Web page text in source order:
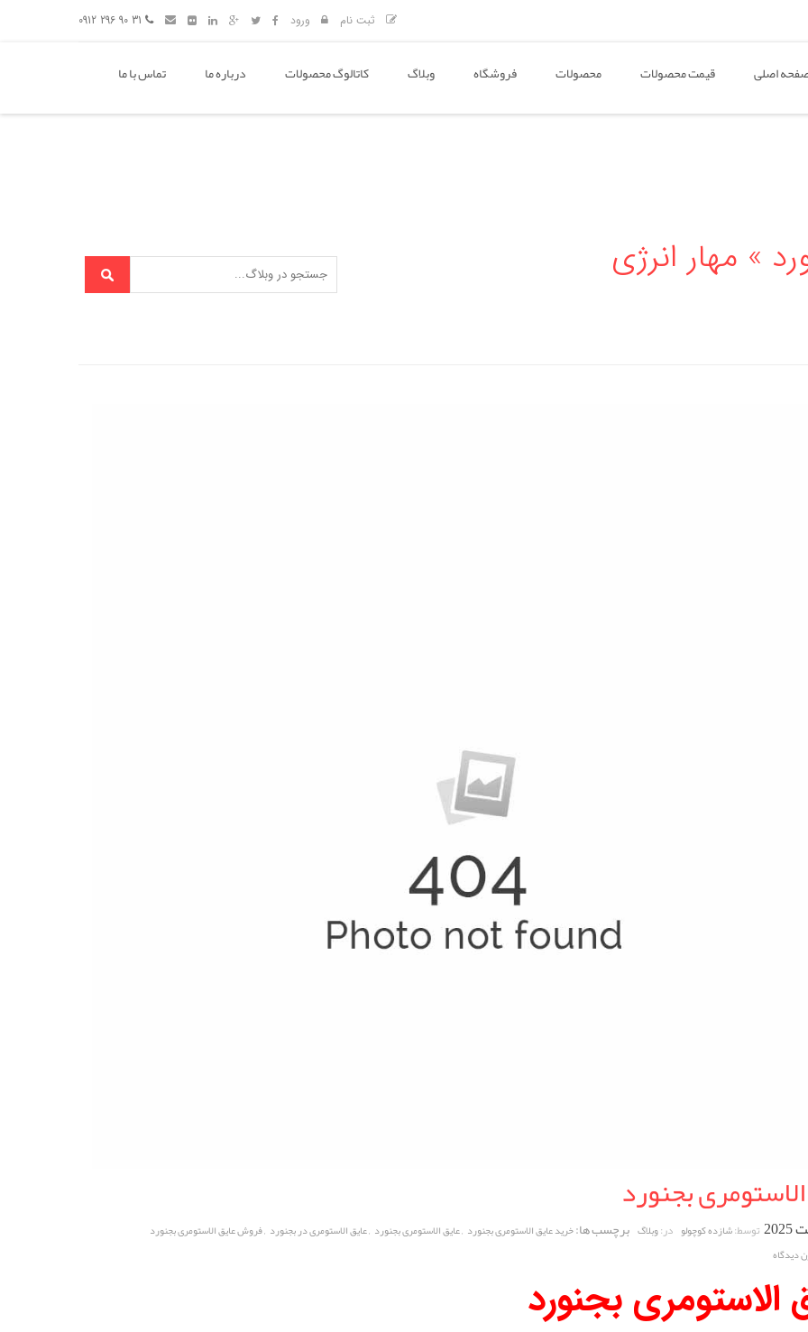
ثبت نام ورود
اصلی قیمت محصولات محصولات فروشگاه وبلاگ کاتالوگ محصولات درباره ما تماس با ما
» مهار انرژی
بجنورد
توسط:شازده کوچولو در:وبلاگ برچسب ها:خرید عایق الاستومری بجنورد ,عایق الاستومری بجنورد ,عایق الاستومری در بجنورد ,فروش عایق الاستومری بجنورد
دیدگاه
الاستومری بجنورد